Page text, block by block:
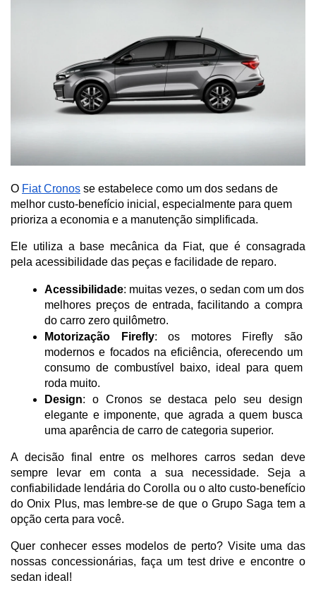
O Fiat Cronos se estabelece como um dos sedans de
melhor custo-benefício inicial, especialmente para quem
prioriza a economia e a manutenção simplificada.
Ele utiliza a base mecânica da Fiat, que é consagrada
pela acessibilidade das peças e facilidade de reparo.
Acessibilidade: muitas vezes, o sedan com um dos
melhores preços de entrada, facilitando a compra
do carro zero quilômetro.
Motorização Firefly: os motores Firefly são
modernos e focados na eficiência, oferecendo um
consumo de combustível baixo, ideal para quem
roda muito.
Design: o Cronos se destaca pelo seu design
elegante e imponente, que agrada a quem busca
uma aparência de carro de categoria superior.
A decisão final entre os melhores carros sedan deve
sempre levar em conta a sua necessidade. Seja a
confiabilidade lendária do Corolla ou o alto custo-benefício
do Onix Plus, mas lembre-se de que o Grupo Saga tem a
opção certa para você.
Quer conhecer esses modelos de perto? Visite uma das
nossas concessionárias, faça um test drive e encontre o
sedan ideal!